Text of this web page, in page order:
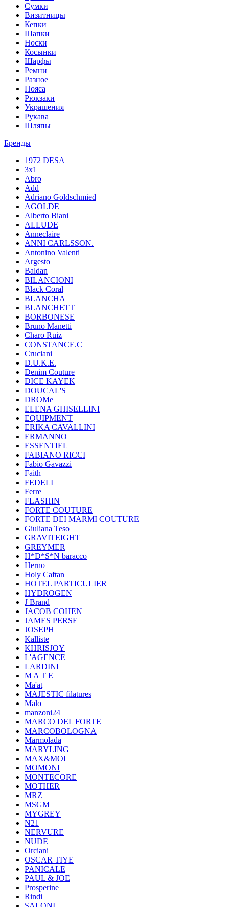
Сумки
Визитницы
Кепки
Шапки
Носки
Косынки
Шарфы
Ремни
Разное
Пояса
Рюкзаки
Украшения
Рукава
Шляпы
Бренды
1972 DESA
3x1
Abro
Add
Adriano Goldschmied
AGOLDE
Alberto Biani
ALLUDE
Anneclaire
ANNI CARLSSON.
Antonino Valenti
Argesto
Baldan
BILANCIONI
Black Coral
BLANCHA
BLANCHETT
BORBONESE
Bruno Manetti
Charo Ruiz
CONSTANCE.C
Cruciani
D.U.K.E.
Denim Couture
DICE KAYEK
DOUCAL'S
DROMe
ELENA GHISELLINI
EQUIPMENT
ERIKA CAVALLINI
ERMANNO
ESSENTIEL
FABIANO RICCI
Fabio Gavazzi
Faith
FEDELI
Ferre
FLASHIN
FORTE COUTURE
FORTE DEI MARMI COUTURE
Giuliana Teso
GRAVITEIGHT
GREYMER
H*D*S*N baracco
Herno
Holy Caftan
HOTEL PARTICULIER
HYDROGEN
J Brand
JACOB COHEN
JAMES PERSE
JOSEPH
Kalliste
KHRISJOY
L'AGENCE
LARDINI
M A T E
Ma'at
MAJESTIC filatures
Malo
manzoni24
MARCO DEL FORTE
MARCOBOLOGNA
Marmolada
MARYLING
MAX&MOI
MOMONI
MONTECORE
MOTHER
MRZ
MSGM
MYGREY
N21
NERVURE
NUDE
Orciani
OSCAR TIYE
PANICALE
PAUL & JOE
Prosperine
Rindi